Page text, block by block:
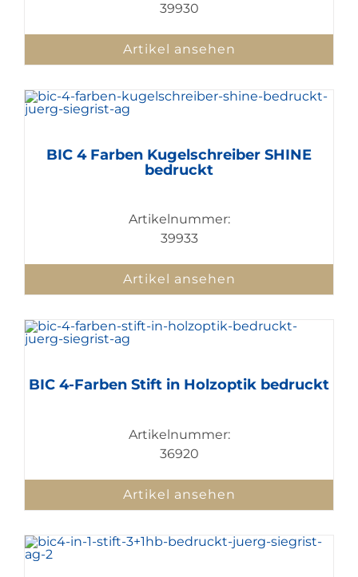
39930
Artikel ansehen
BIC 4 Farben Kugelschreiber SHINE
bedruckt
Artikelnummer:
39933
Artikel ansehen
BIC 4-Farben Stift in Holzoptik bedruckt
Artikelnummer:
36920
Artikel ansehen